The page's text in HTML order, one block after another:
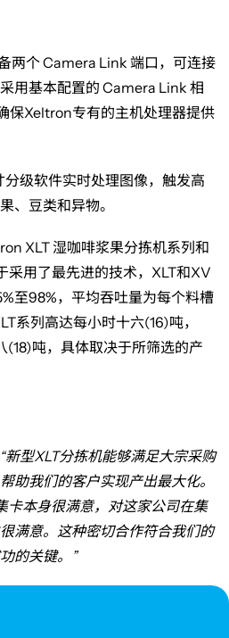
两个Camera Link 端口，可连接
用基本配置的 Camera Link 相
保Xeltron专有的主机处理器提供
分级软件实时处理图像，触发高
、豆类和异物。
XLT湿咖啡浆果分拣机系列和
用了最先进的技术， XLT和XV
至98%，平均吞吐量为每个料槽
系列高达每小时十六(16)吨，
(18)吨，具体取决于所筛选的产
新型XLT分拣机能够满足大宗采购
助我们的客户实现产出最大化。
卡本身很满意，对这家公司在集
满意。这种密切合作符合我们的
的关键。”